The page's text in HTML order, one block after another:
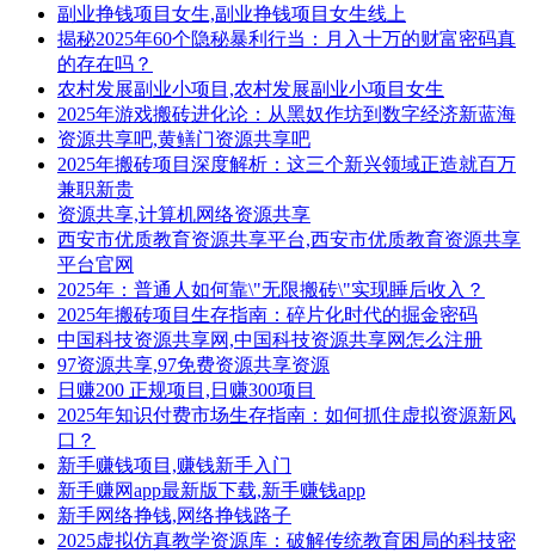
副业挣钱项目女生,副业挣钱项目女生线上
揭秘2025年60个隐秘暴利行当：月入十万的财富密码真
的存在吗？
农村发展副业小项目,农村发展副业小项目女生
2025年游戏搬砖进化论：从黑奴作坊到数字经济新蓝海
资源共享吧,黄鳝门资源共享吧
2025年搬砖项目深度解析：这三个新兴领域正造就百万
兼职新贵
资源共享,计算机网络资源共享
西安市优质教育资源共享平台,西安市优质教育资源共享
平台官网
2025年：普通人如何靠\"无限搬砖\"实现睡后收入？
2025年搬砖项目生存指南：碎片化时代的掘金密码
中国科技资源共享网,中国科技资源共享网怎么注册
97资源共享,97免费资源共享资源
日赚200 正规项目,日赚300项目
2025年知识付费市场生存指南：如何抓住虚拟资源新风
口？
新手赚钱项目,赚钱新手入门
新手赚网app最新版下载,新手赚钱app
新手网络挣钱,网络挣钱路子
2025虚拟仿真教学资源库：破解传统教育困局的科技密